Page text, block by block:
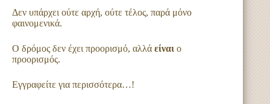
Δεν υπάρχει ούτε αρχή, ούτε τέλος, παρά μόνο
φαινομενικά.
Ο δρόμος δεν έχει προορισμό, αλλά είναι ο
προορισμός.
Εγγραφείτε για περισσότερα…!